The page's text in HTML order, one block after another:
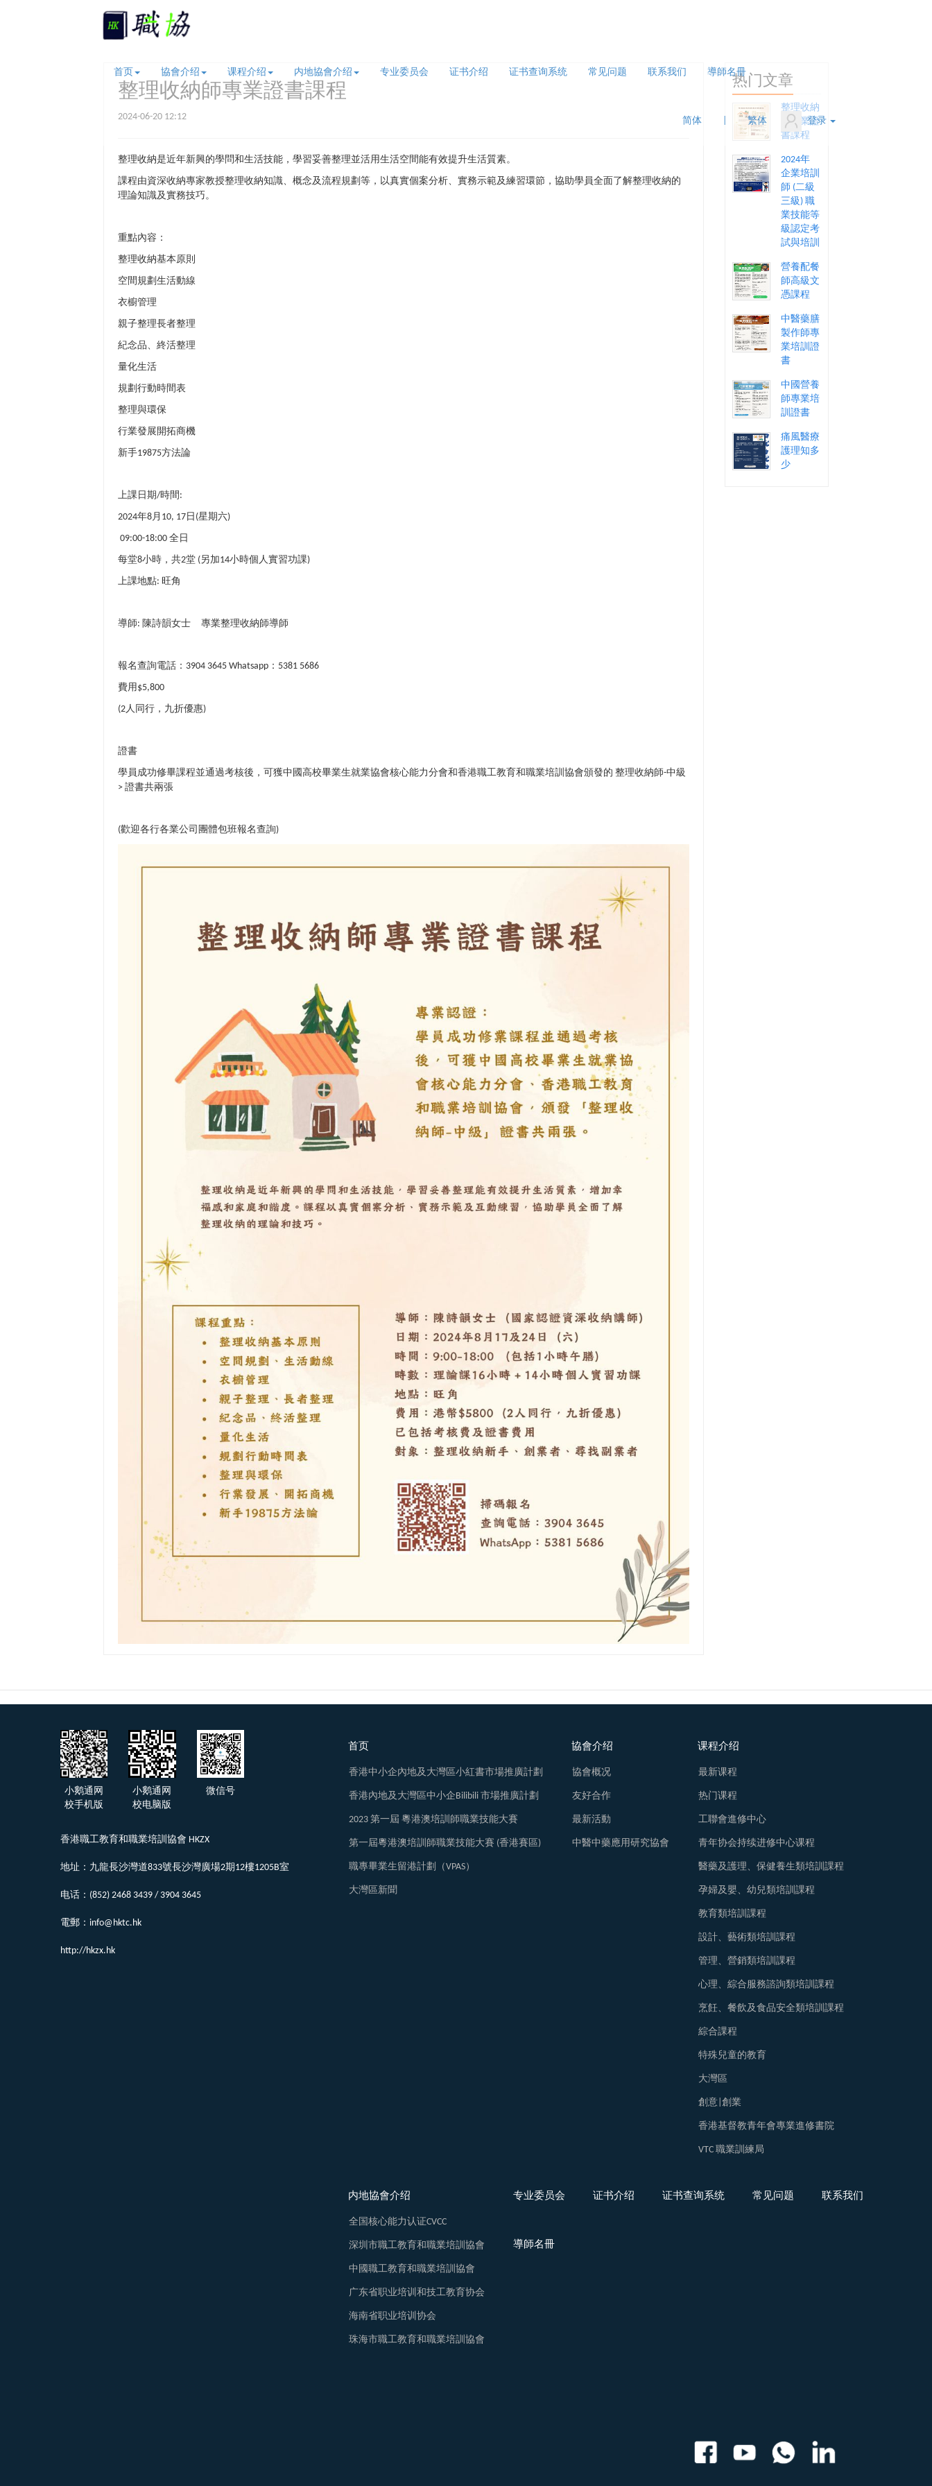
首页 協會介绍 课程介绍 内地協會介绍 专业委员会 证书介绍 证书查询系统 常见问题 联系我们 導師名冊
简体 繁体 登录
整理收納師專業證書課程
2024-06-20 12:12
整理收納是近年新興的學問和生活技能，學習妥善整理並活用生活空間能有效提升生活質素。
課程由資深收納專家教授整理收納知識、概念及流程規劃等， 以真實個案分析、實務示範及練習環節，協助學員全面了解整理收納的
理論知識及實務技巧。
重點內容：
整理收納基本原則
空間規劃生活動線
衣櫥管理
親子整理長者整理
紀念品、終活整理
量化生活
規劃行動時間表
整理與環保
行業發展開拓商機
新手19875方法論
上課日期/時間 :
2024年8月 10, 17 日 (星期六)
09:00-18:00全日
每堂8小時，共2堂 (另加14小時個人實習功課)
上課地點: 旺角
導師: 陳詩韻女士 專業整理收納師導師
報名查詢電話： 3904 3645 Whatsapp ： 5381 5686
費用 $5,800
(2人同行，九折優惠)
證書
學員成功修畢課程並通過考核後，可獲中國高校畢業生就業協會核心能力分會和香港職工教育和職業培訓協會頒發的 整理收納師-中級
>證書共兩張
(歡迎各行各業公司團體包班報名查詢)
热门文章
整理收納
師專業證
書課程
2024年
企業培訓
師 (二級
三級) 職
業技能等
級認定考
試與培訓
營養配餐
師高級文
憑課程
中醫藥膳
製作師專
業培訓證
書
中國營養
師專業培
訓證書
痛風醫療
護理知多
少
小鹅通网
校手机版
小鹅通网
校电脑版
微信号
香港職工教育和職業培訓協會 HKZX
地址：九龍長沙灣道833號長沙灣廣場2期12樓1205B室
电话：(852) 2468 3439 / 3904 3645
電郵：info@hktc.hk
http://hkzx.hk
首页
香港中小企內地及大灣區小紅書市場推廣計劃
香港內地及大灣區中小企Bilibili 市場推廣計劃
2023 第一屆 粵港澳培訓師職業技能大賽
第一屆粵港澳培訓師職業技能大賽 (香港賽區)
職專畢業生留港計劃（VPAS）
大灣區新聞
協會介绍
協會概况
友好合作
最新活動
中醫中藥應用研究協會
课程介绍
最新课程
热门课程
工聯會進修中心
青年协会持续进修中心课程
醫藥及護理、保健養生類培訓課程
孕婦及嬰、幼兒類培訓課程
教育類培訓課程
設計、藝術類培訓課程
管理、營銷類培訓課程
心理、綜合服務諮詢類培訓課程
烹飪、餐飲及食品安全類培訓課程
綜合課程
特殊兒童的教育
大灣區
創意|創業
香港基督教青年會專業進修書院
VTC 職業訓練局
内地協會介绍
全国核心能力认证CVCC
深圳市職工教育和職業培訓協會
中國職工教育和職業培訓協會
广东省职业培训和技工教育协会
海南省职业培训协会
珠海市職工教育和職業培訓協會
专业委员会 证书介绍 证书查询系统 常见问题 联系我们
導師名冊